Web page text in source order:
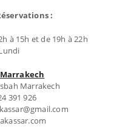
:
à 15h et de 19h à 22h
Marrakech
391 926